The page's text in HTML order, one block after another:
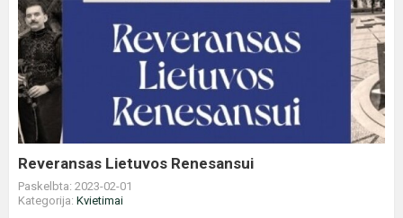
Reveransas
Lietuvos
Renesansui
Reveransas Lietuvos Renesansui
Paskelbta: 2023-02-01
Kategorija: Kvietimai